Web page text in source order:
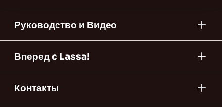
Руководство и Видео
Вперед c Lassa!
Контакты